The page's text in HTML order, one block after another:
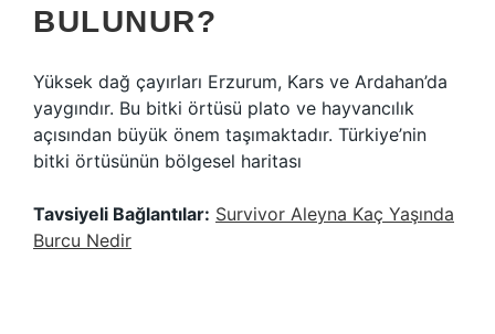
BULUNUR?
Yüksek dağ çayırları Erzurum, Kars ve Ardahan’da
yaygındır. Bu bitki örtüsü plato ve hayvancılık
açısından büyük önem taşımaktadır. Türkiye’nin
bitki örtüsünün bölgesel haritası
Tavsiyeli Bağlantılar: Survivor Aleyna Kaç Yaşında
Burcu Nedir